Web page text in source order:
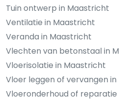
Tuin ontwerp in Maastricht
Ventilatie in Maastricht
Veranda in Maastricht
Vlechten van betonstaal in
Vloerisolatie in Maastricht
Vloer leggen of vervangen
Vloeronderhoud of